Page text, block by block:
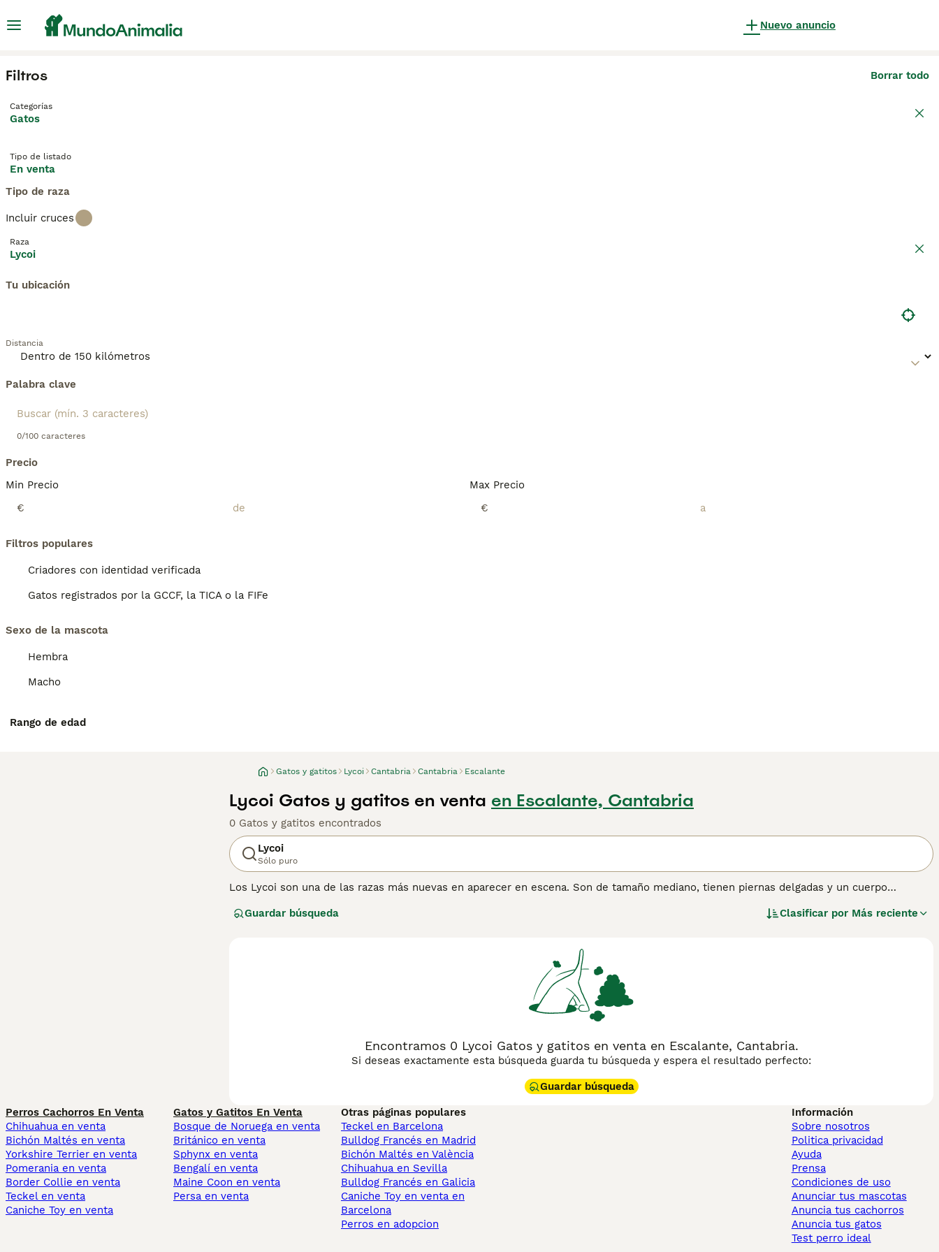
Nuevo anuncio
Filtros Borrar todo
Categorías
Gatos
Tipo de listado
En venta
Tipo de raza
Incluir cruces
Raza
Lycoi
Tu ubicación
Distancia
Palabra clave
0/100 caracteres
Precio
Min Precio
€
Max Precio
€
Filtros populares
Criadores con identidad verificada
Gatos registrados por la GCCF, la TICA o la FIFe
Sexo de la mascota
Hembra
Macho
Rango de edad
Gatos y gatitos Lycoi Cantabria Cantabria Escalante
Lycoi Gatos y gatitos en venta en Escalante, Cantabria
0 Gatos y gatitos encontrados
Lycoi
Sólo puro
Los Lycoi son una de las razas más nuevas en aparecer en escena. Son de tamaño mediano, tienen piernas delgadas y un cuerpo
pelo, pero en otras épocas del año, algunas partes de su cuerpo están cubiertas de pelo, pero no todas. Lee nuestra página de consejos
Guardar búsqueda Clasificar por Más reciente
Encontramos 0 Lycoi Gatos y gatitos en venta en Escalante, Cantabria.
Si deseas exactamente esta búsqueda guarda tu búsqueda y espera el resultado perfecto:
Guardar búsqueda
Perros Cachorros En Venta
Chihuahua en venta
Bichón Maltés en venta
Yorkshire Terrier en venta
Pomerania en venta
Border Collie en venta
Teckel en venta
Caniche Toy en venta
Gatos y Gatitos En Venta
Bosque de Noruega en venta
Británico en venta
Sphynx en venta
Bengalí en venta
Maine Coon en venta
Persa en venta
Otras páginas populares
Teckel en Barcelona
Bulldog Francés en Madrid
Bichón Maltés en València
Chihuahua en Sevilla
Bulldog Francés en Galicia
Caniche Toy en venta en
Barcelona
Perros en adopcion
Información
Sobre nosotros
Politica privacidad
Ayuda
Prensa
Condiciones de uso
Anunciar tus mascotas
Anuncia tus cachorros
Anuncia tus gatos
Test perro ideal